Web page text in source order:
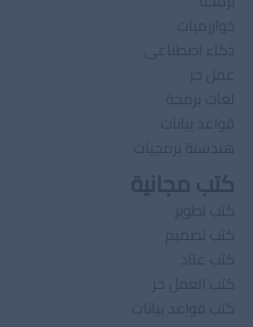
خوارزميات
ذكاء اصطناعى
عمل حر
لغات برمجة
قواعد بيانات
هندسىة برمجيات
كتب مجانية
كتب تطوير
كتب تصميم
كتب عتاد
كتب العمل حر
كتب قواعد بيانات